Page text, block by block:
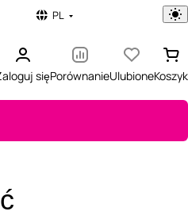
PL
sięPorównanieUlubioneKoszyk